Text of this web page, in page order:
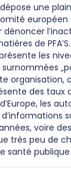
une
européen
dénoncer
de
les
organisation,
des taux
les
voire
très peu de
santé publique